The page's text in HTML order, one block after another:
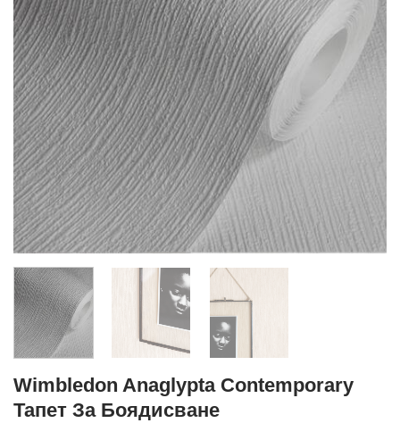
Wimbledon Anaglypta Contemporary
Тапет За Боядисване